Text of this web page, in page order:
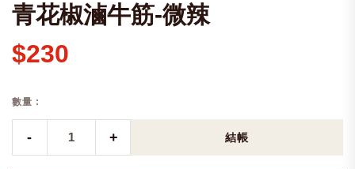
青花椒滷牛筋-微辣
$230
數量 :
- + 結帳